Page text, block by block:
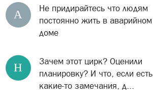
А
Не придирайтесь что людям
постоянно жить в аварийном
доме
Н
Зачем этот цирк? Оценили
планировку? И что, если есть
какие-то замечания, д...